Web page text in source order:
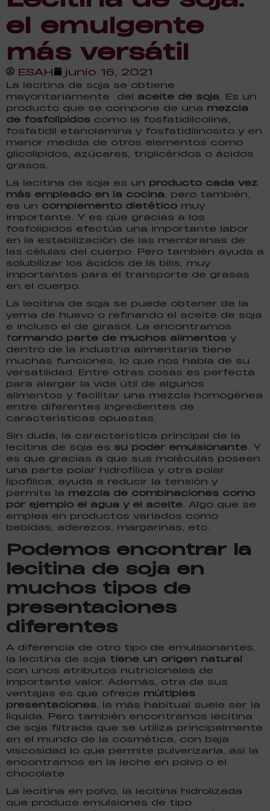
el emulgente
más versátil
ESAH junio 16, 2021
La lecitina de soja se obtiene
mayoritariamente del aceite de soja. Es un
producto que se compone de una mezcla
de fosfolípidos como la fosfatidilcolina,
fosfatidil etanolamina y fosfatidilinosito y en
menor medida de otros elementos como
glicolípidos, azúcares, triglicéridos o ácidos
grasos.
La lecitina de soja es un producto cada vez
más empleado en la cocina, pero también,
es un complemento dietético muy
importante. Y es que gracias a los
fosfolípidos efectúa una importante labor
en la estabilización de las membranas de
las células del cuerpo. Pero también ayuda a
solubilizar los ácidos de la bilis, muy
importantes para el transporte de grasas
en el cuerpo.
La lecitina de soja se puede obtener de la
yema de huevo o refinando el aceite de soja
e incluso el de girasol. La encontramos
formando parte de muchos alimentos y
dentro de la industria alimentaria tiene
muchas funciones, lo que nos habla de su
versatilidad. Entre otras cosas es perfecta
para alargar la vida útil de algunos
alimentos y facilitar una mezcla homogénea
entre diferentes ingredientes de
características opuestas.
Sin duda, la característica principal de la
lecitina de soja es su poder emulsionante. Y
es que gracias a que sus moléculas poseen
una parte polar hidrofílica y otra polar
lipofílica, ayuda a reducir la tensión y
permite la mezcla de combinaciones como
por ejemplo el agua y el aceite. Algo que se
emplea en productos variados como
bebidas, aderezos, margarinas, etc.
Podemos encontrar la
lecitina de soja en
muchos tipos de
presentaciones
diferentes
A diferencia de otro tipo de emulsionantes,
la lecitina de soja tiene un origen natural
con unos atributos nutricionales de
importante valor. Además, otra de sus
ventajas es que ofrece múltiples
presentaciones, la más habitual suele ser la
líquida. Pero también encontramos lecitina
de soja filtrada que se utiliza principalmente
en el mundo de la cosmética, con baja
viscosidad lo que permite pulverizarla, así la
encontramos en la leche en polvo o el
chocolate.
La lecitina en polvo, la lecitina hidrolizada
que produce emulsiones de tipo